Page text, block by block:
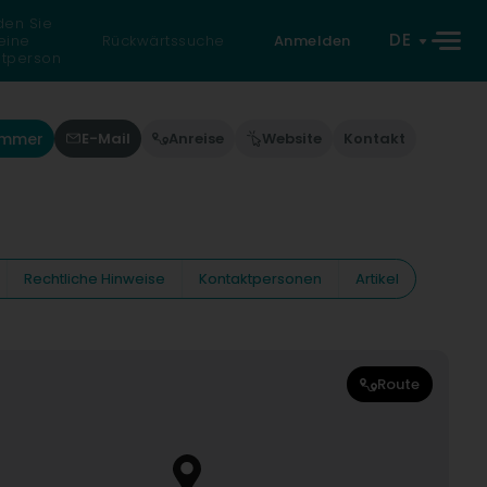
Sie
Rückwärtssuche Anmelden DE
E-Mail Anreise Website Kontakt
Rechtliche Hinweise Kontaktpersonen Artikel
Route